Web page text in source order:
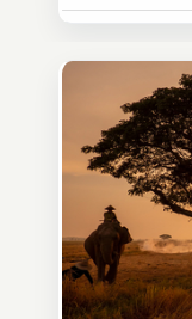
espacio
especial
qué ser
cálido y